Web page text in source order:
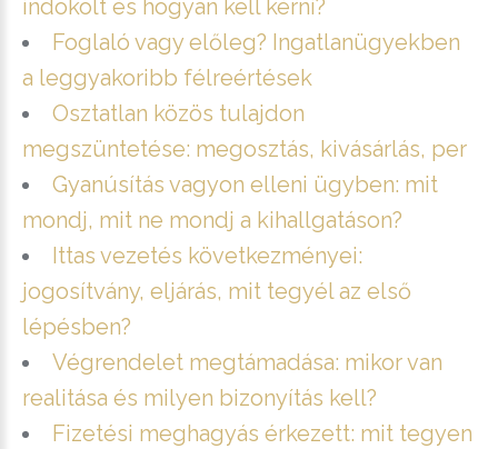
indokolt és hogyan kell kérni?
Foglaló vagy előleg? Ingatlanügyekben
a leggyakoribb félreértések
Osztatlan közös tulajdon
megszüntetése: megosztás, kivásárlás, per
Gyanúsítás vagyon elleni ügyben: mit
mondj, mit ne mondj a kihallgatáson?
Ittas vezetés következményei:
jogosítvány, eljárás, mit tegyél az első
lépésben?
Végrendelet megtámadása: mikor van
realitása és milyen bizonyítás kell?
Fizetési meghagyás érkezett: mit tegyen